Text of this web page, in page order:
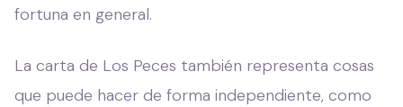
fortuna en general.
La carta de Los Peces también representa cosas
que puede hacer de forma independiente, como